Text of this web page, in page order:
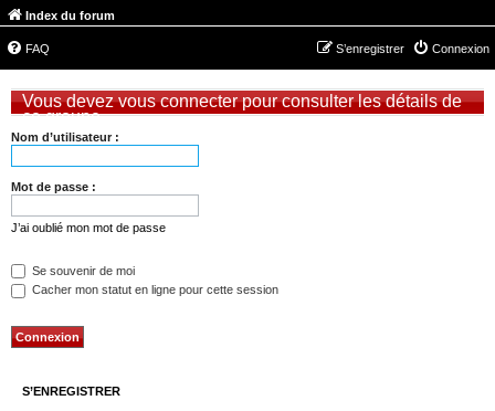
Index du forum
FAQ Connexion
S’enregistrer
Vous devez vous connecter pour consulter les détails de
ce groupe.
Nom d’utilisateur :
Mot de passe :
J’ai oublié mon mot de passe
Se souvenir de moi
Cacher mon statut en ligne pour cette session
S’ENREGISTRER